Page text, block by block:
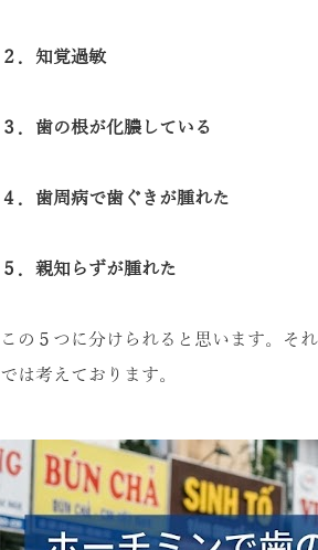
２．知覚過敏
３．歯の根が化膿している
４．歯周病で歯ぐきが腫れた
５．親知らずが腫れた
この５つに分けられると思います。そ
では考えております。